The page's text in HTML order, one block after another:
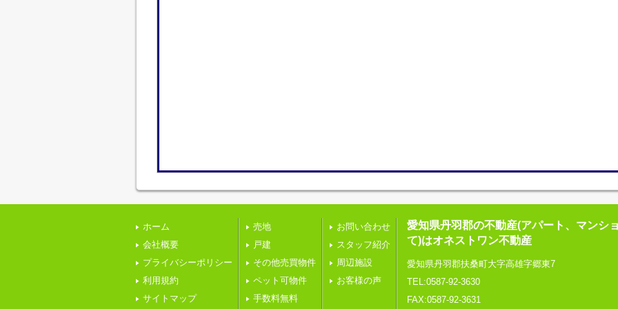
ホーム
会社概要
プライバシーポリシー
利用規約
サイトマップ
売地
戸建
その他売買物件
ペット可物件
手数料無料
お問い合わせ
スタッフ紹介
周辺施設
お客様の声
愛知県丹羽郡の不動産(アパート、マンシ
て)はオネストワン不動産
愛知県丹羽郡扶桑町大字高雄字郷東7
TEL:0587-92-3630
FAX:0587-92-3631